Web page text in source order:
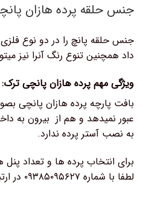
جنس حلقه پرده هازان
جنس حلقه پانچ را در دو نوع
داد همچنین تنوع رنگ آنرا نیز
ویژگی مهم پرده هازان پانچی ترک:
بافت پارچه پرده هازان پانچی
عبور نمیدهد و هم از بیرون به
به نصب آستر پرده ندارد.
برای انتخاب پرده ها و تعداد پنل
لطفا با شماره ۰۹۳۸۵۰۹۵۶۲۷ در ارتباط باشید.